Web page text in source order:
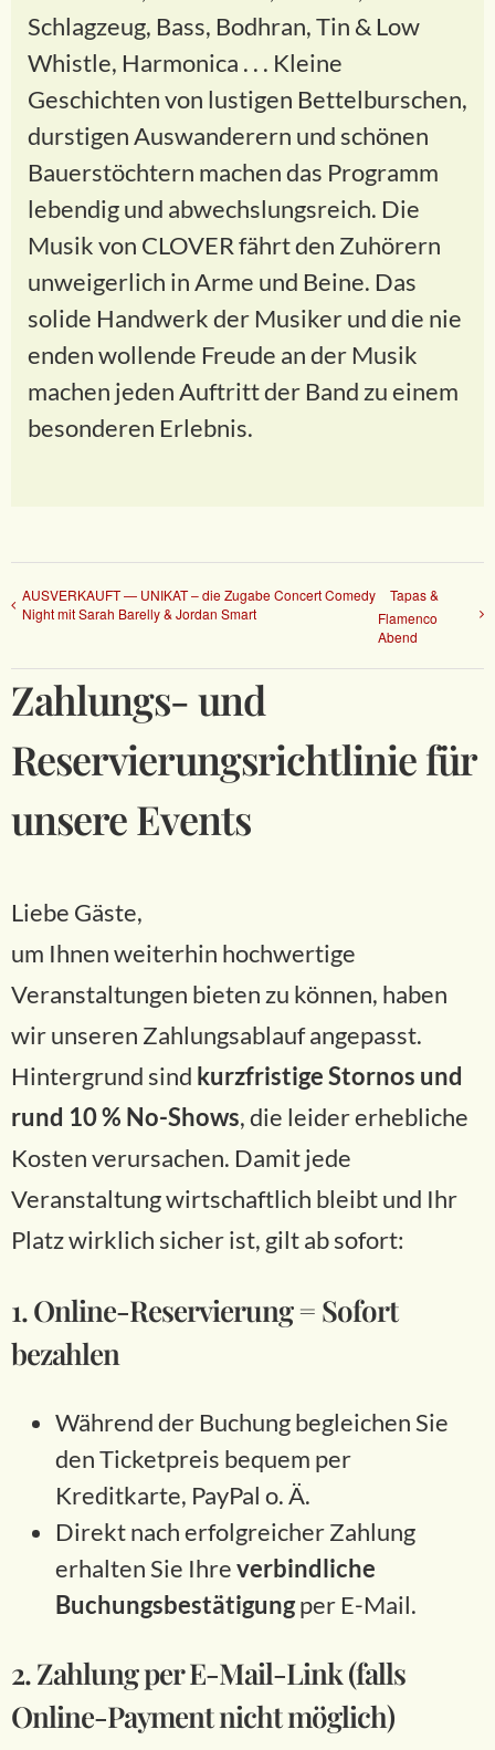
Schlagzeug, Bass, Bodhran, Tin & Low
Whistle, Harmonica . . . Kleine
Geschichten von lustigen Bettelburschen,
durstigen Auswanderern und schönen
Bauerstöchtern machen das Programm
lebendig und abwechslungsreich. Die
Musik von CLOVER fährt den Zuhörern
unweigerlich in Arme und Beine. Das
solide Handwerk der Musiker und die nie
enden wollende Freude an der Musik
machen jeden Auftritt der Band zu einem
besonderen Erlebnis.
AUSVERKAUFT — UNIKAT – die Zugabe Concert Comedy
Night mit Sarah Barelly & Jordan Smart
Tapas &
Flamenco
Abend
Zahlungs- und
Reservierungsrichtlinie für
unsere Events
Liebe Gäste,
um Ihnen weiterhin hochwertige
Veranstaltungen bieten zu können, haben
wir unseren Zahlungsablauf angepasst.
Hintergrund sind kurzfristige Stornos und
rund 10 % No-Shows, die leider erhebliche
Kosten verursachen. Damit jede
Veranstaltung wirtschaftlich bleibt und Ihr
Platz wirklich sicher ist, gilt ab sofort:
1. Online-Reservierung = Sofort
bezahlen
Während der Buchung begleichen Sie
den Ticketpreis bequem per
Kreditkarte, PayPal o. Ä.
Direkt nach erfolgreicher Zahlung
erhalten Sie Ihreverbindliche
Buchungsbestätigungper E-Mail.
2. Zahlung per E-Mail-Link (falls
Online-Payment nicht möglich)